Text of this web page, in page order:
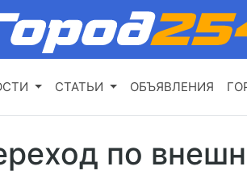
СТАТЬИ ОБЪЯВЛЕНИЯ
по